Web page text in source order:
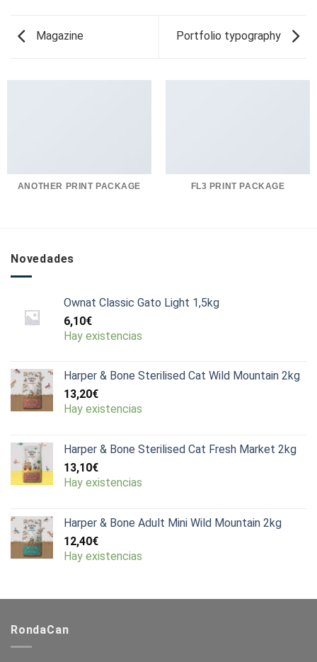
Magazine Portfolio typography
ANOTHER PRINT PACKAGE FL3 PRINT PACKAGE
Novedades
Ownat Classic Gato Light 1,5kg
6,10€
Hay existencias
Harper & Bone Sterilised Cat Wild Mountain 2kg
13,20€
Hay existencias
Harper & Bone Sterilised Cat Fresh Market 2kg
13,10€
Hay existencias
Harper & Bone Adult Mini Wild Mountain 2kg
12,40€
Hay existencias
RondaCan